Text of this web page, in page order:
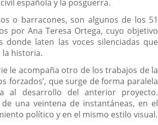
española y la posguerra.
o barracones, son algunos de los 51
por Ana Teresa Ortega, cuyo objetivo
donde laten las voces silenciadas que
historia.
le acompaña otro de los trabajos de la
forzados’, que surge de forma paralela
al desarrollo del anterior proyecto.
una veintena de instantáneas, en el
político y en el mismo estilo visual.